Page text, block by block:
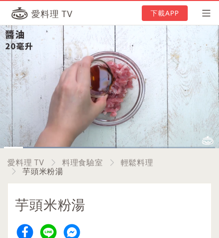
愛料理 TV 下載APP
PauseUnmute
Time
Duration
1:17
Loaded:
愛料理 TV 料理食驗室
輕鬆料理
芋頭米粉湯
芋頭米粉湯